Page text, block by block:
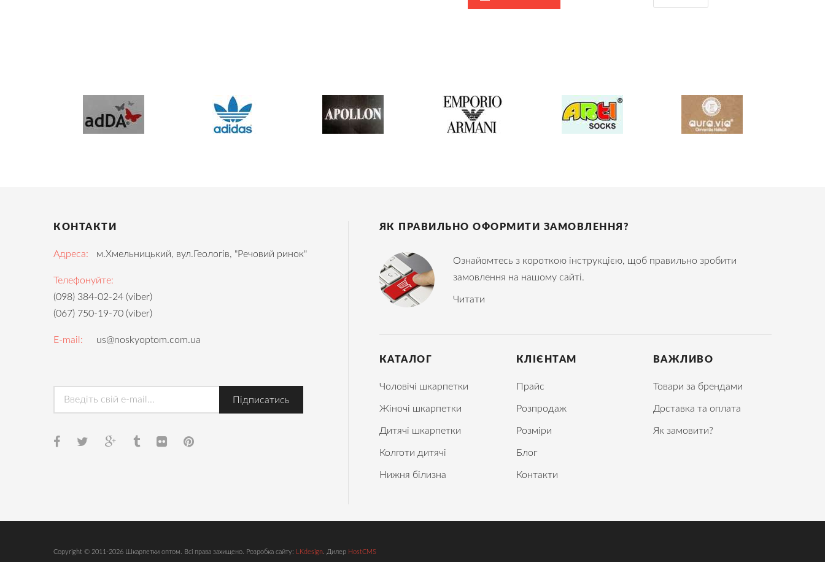
КОНТАКТИ
Адреса: м.Хмельницький, вул.Геологів, "Речовий ринок"
Телефонуйте:
(098) 384-02-24 (viber)
(067) 750-19-70 (viber)
E-mail: us@noskyoptom.com.ua
ЯК ПРАВИЛЬНО ОФОРМИТИ ЗАМОВЛЕННЯ?
Ознайомтесь з короткою інструкцією, щоб правильно зробити
замовлення на нашому сайті.
Читати
КАТАЛОГ
Чоловічі шкарпетки
Жіночі шкарпетки
Дитячі шкарпетки
Колготи дитячі
Нижня білизна
КЛІЄНТАМ
Прайс
Розпродаж
Розміри
Блог
Контакти
ВАЖЛИВО
Товари за брендами
Доставка та оплата
Як замовити?
Copyright © 2011-2026 Шкарпетки оптом. Всі права захищено. Розробка сайту: LKdesign . Дилер HostCMS